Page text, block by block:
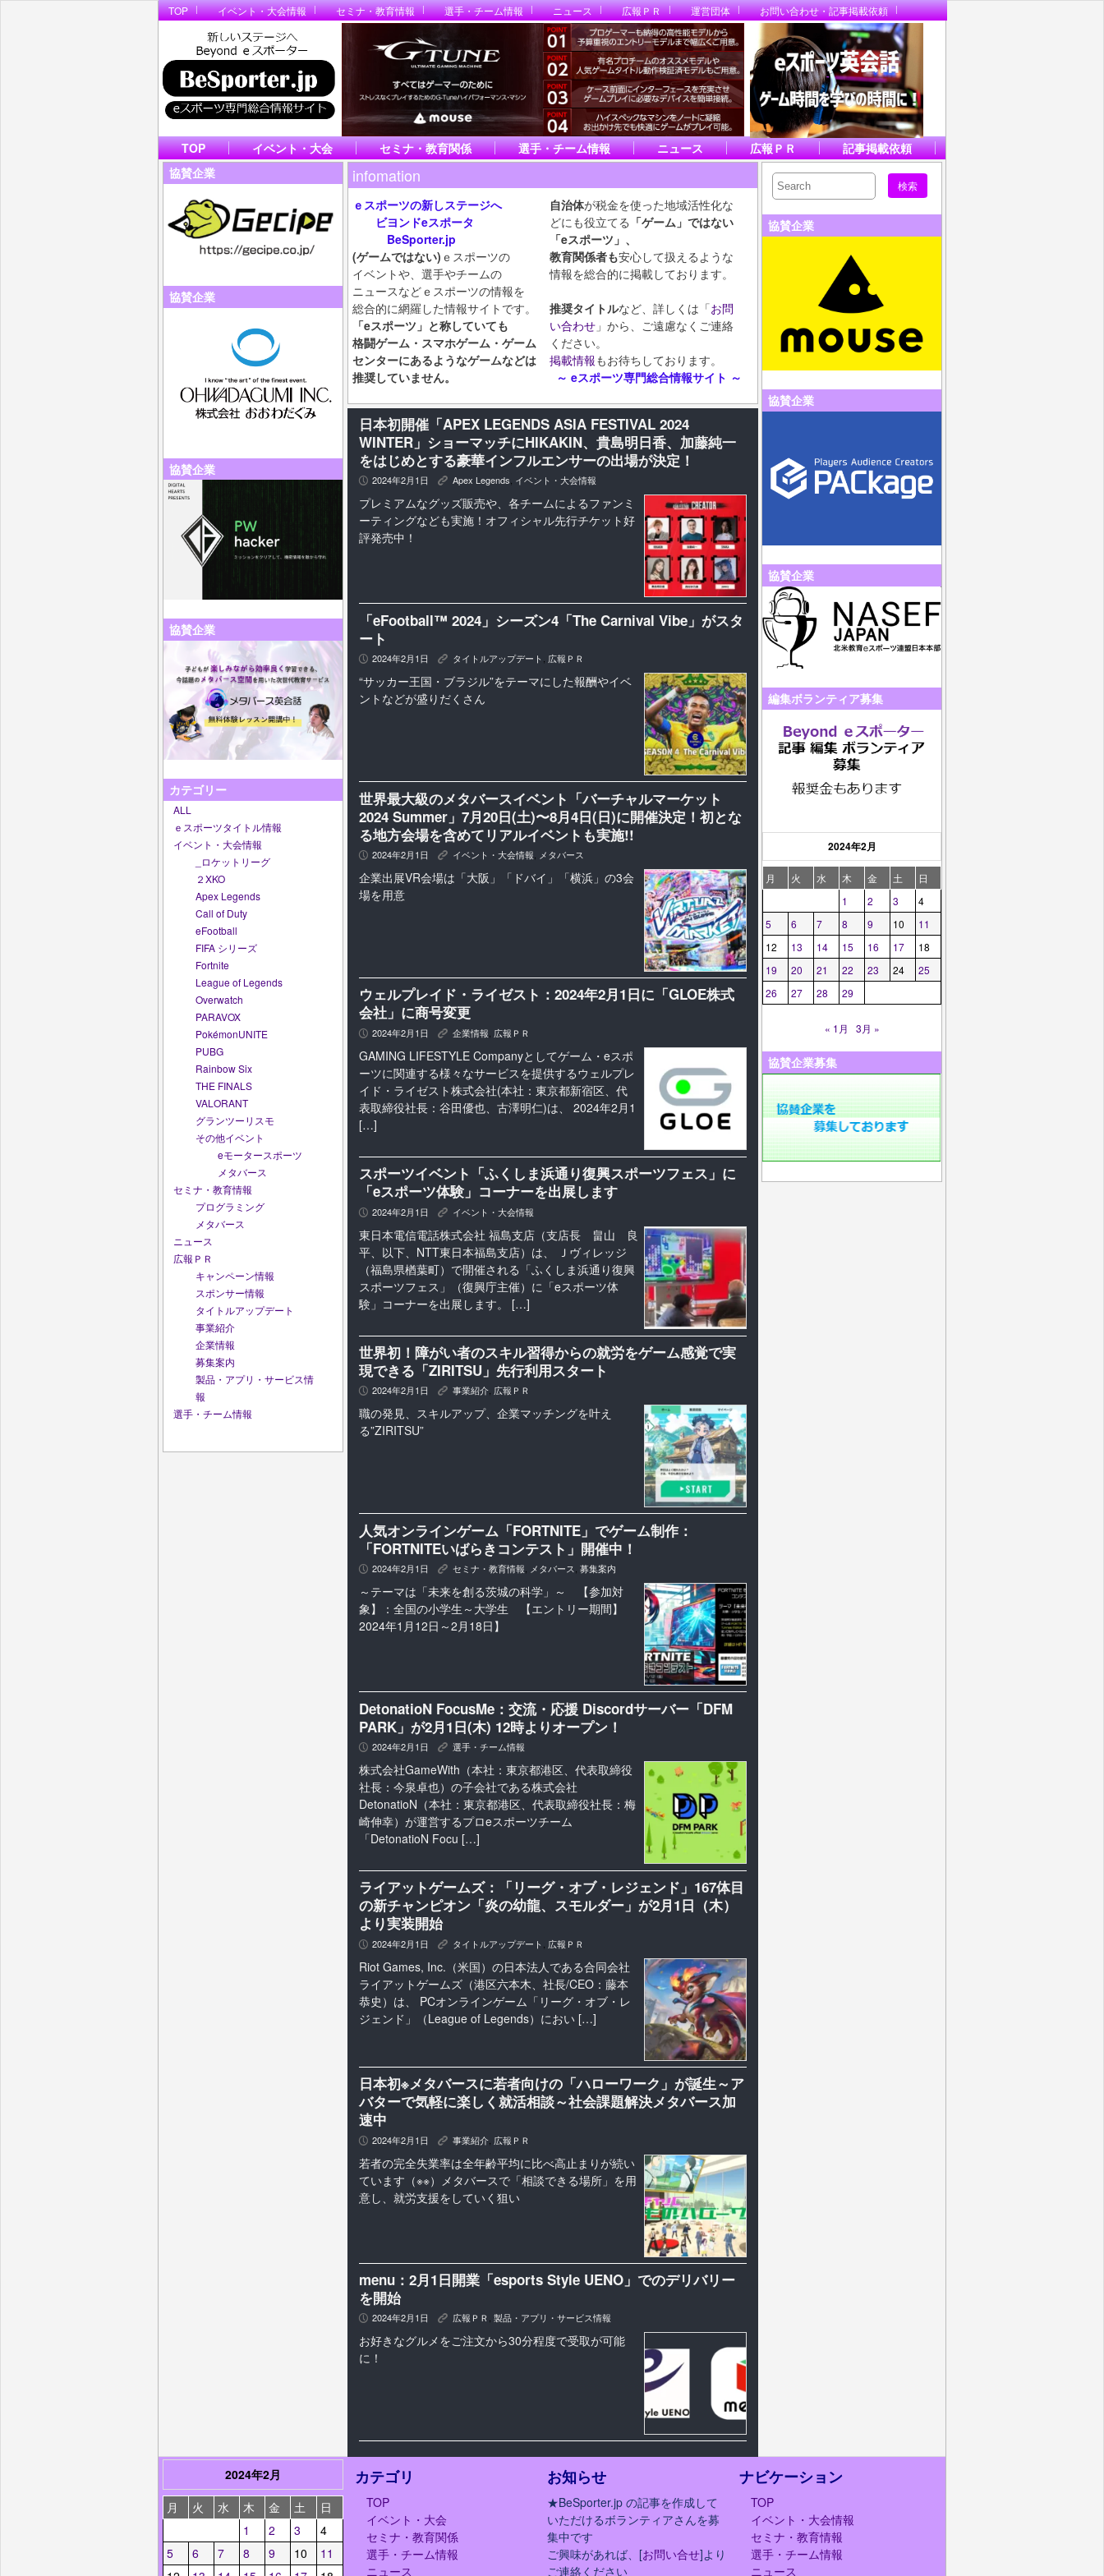
TOP イベント・大会情報 セミナ・教育情報 選手・チーム情報 ニュース 広報ＰＲ 運営団体 お問い合わせ・記事掲載依頼
TOP イベント・大会 セミナ・教育関係 選手・チーム情報 ニュース 広報ＰＲ
記事掲載依頼
協賛企業
協賛企業
協賛企業
協賛企業
カテゴリー
ALL
ｅスポーツタイトル情報
イベント・大会情報
_ロケットリーグ
２XKO
Apex Legends
Call of Duty
eFootball
FIFA シリーズ
Fortnite
League of Legends
Overwatch
PARAVOX
PokémonUNITE
PUBG
Rainbow Six
THE FINALS
VALORANT
グランツーリスモ
その他イベント
eモータースポーツ
メタバース
セミナ・教育情報
プログラミング
メタバース
ニュース
広報ＰＲ
キャンペーン情報
スポンサー情報
タイトルアップデート
事業紹介
企業情報
募集案内
製品・アプリ・サービス情
報
選手・チーム情報
infomation
ｅスポーツの新しステージへ
ビヨンドeスポータ
BeSporter.jp
(ゲームではない) ｅスポーツの
イベントや、選手やチームの
ニュースなどｅスポーツの情報を
総合的に網羅した情報サイトです。
「eスポーツ」と称していても
格闘ゲーム・スマホゲーム・ゲーム
センターにあるようなゲームなどは
推奨していません。
自治体が税金を使った地域活性化な
どにも役立てる 「ゲーム」ではない
「eスポーツ」 、
教育関係者も安心して扱えるような
情報を総合的に掲載しております。
推奨タイトルなど、詳しくは「お問
い合わせ 」から、ご遠慮なくご連絡
ください。
掲載情報もお待ちしております。
～ eスポーツ専門総合情報サイト ～
日本初開催「APEX LEGENDS ASIA FESTIVAL 2024
WINTER」ショーマッチにHIKAKIN、貴島明日香、加藤純一
をはじめとする豪華インフルエンサーの出場が決定！
P 2024年2月1日 K Apex Legends, イベント・大会情報
プレミアムなグッズ販売や、各チームによるファンミ
ーティングなども実施！オフィシャル先行チケット好
評発売中！
「eFootball™ 2024」シーズン4「The Carnival Vibe」がスタ
ート
P 2024年2月1日 K タイトルアップデート 広報ＰＲ
“サッカー王国・ブラジル”をテーマにした報酬やイベ
ントなどが盛りだくさん
世界最大級のメタバースイベント「バーチャルマーケット
2024 Summer」7月20日(土)〜8月4日(日)に開催決定！初とな
る地方会場を含めてリアルイベントも実施!!
P 2024年2月1日 K イベント・大会情報 メタバース
企業出展VR会場は「大阪」「ドバイ」「横浜」の3会
場を用意
ウェルプレイド・ライゼスト：2024年2月1日に「GLOE株式
会社」に商号変更
P 2024年2月1日 K 企業情報 広報ＰＲ
GAMING LIFESTYLE Companyとしてゲーム・eスポ
ーツに関連する様々なサービスを提供するウェルプレ
イド・ライゼスト株式会社(本社：東京都新宿区、代
表取締役社長：谷田優也、古澤明仁)は、 2024年2月1
[…]
スポーツイベント「ふくしま浜通り復興スポーツフェス」に
「eスポーツ体験」コーナーを出展します
P 2024年2月1日 K イベント・大会情報
東日本電信電話株式会社 福島支店（支店長 畠山 良
平、以下、NTT東日本福島支店）は、 Ｊヴィレッジ
（福島県楢葉町）で開催される「ふくしま浜通り復興
スポーツフェス」（復興庁主催）に「eスポーツ体
験」コーナーを出展します。 […]
世界初！障がい者のスキル習得からの就労をゲーム感覚で実
現できる「ZIRITSU」先行利用スタート
P 2024年2月1日 K 事業紹介, 広報ＰＲ
職の発見、スキルアップ、企業マッチングを叶え
る”ZIRITSU”
人気オンラインゲーム「FORTNITE」でゲーム制作：
「FORTNITEいばらきコンテスト」開催中！
P 2024年2月1日 K セミナ・教育情報 メタバース 募集案内
～テーマは「未来を創る茨城の科学」～ 【参加対
象】：全国の小学生～大学生 【エントリー期間】
2024年1月12日～2月18日】
DetonatioN FocusMe：交流・応援 Discordサーバー「DFM
PARK」が2月1日(木) 12時よりオープン！
P 2024年2月1日 K 選手・チーム情報
株式会社GameWith（本社：東京都港区、代表取締役
社長：今泉卓也）の子会社である株式会社
DetonatioN（本社：東京都港区、代表取締役社長：梅
崎伸幸）が運営するプロeスポーツチーム
「DetonatioN Focu […]
ライアットゲームズ：「リーグ・オブ・レジェンド」167体目
の新チャンピオン「炎の幼龍、スモルダー」が2月1日（木）
より実装開始
P 2024年2月1日 K タイトルアップデート 広報ＰＲ
Riot Games, Inc.（米国）の日本法人である合同会社
ライアットゲームズ（港区六本木、社長/CEO：藤本
恭史）は、 PCオンラインゲーム「リーグ・オブ・レ
ジェンド」（League of Legends）におい […]
日本初※メタバースに若者向けの「ハローワーク」が誕生～ア
バターで気軽に楽しく就活相談～社会課題解決メタバース加
速中
P 2024年2月1日 K 事業紹介 広報ＰＲ
若者の完全失業率は全年齢平均に比べ高止まりが続い
ています（※※）メタバースで「相談できる場所」を用
意し、就労支援をしていく狙い
menu：2月1日開業「esports Style UENO」でのデリバリー
を開始
P 2024年2月1日 K 広報ＰＲ , 製品・アプリ・サービス情報
お好きなグルメをご注文から30分程度で受取が可能
に！
協賛企業
協賛企業
協賛企業
編集ボランティア募集
2024年2月
月 火 水 木 金 土
日
1
2 3
4
5
6 7 8 9 10
11
12
13 14 15 16 17
18
19
20 21 22 23 24
25
26
27 28 29
« 1月 3月 »
協賛企業募集
2024年2月
月
火 水 木 金 土
日
1
2 3
4
5
6 7 8 9 10
11
カテゴリ
TOP
イベント・大会
セミナ・教育関係
選手・チーム情報
ニュース
お知らせ
★BeSporter.jp の記事を作成して
いただけるボランティアさんを募
集中です
ご興味があれば、[お問い合せ]より
ご連絡ください
ナビケーション
TOP
イベント・大会情報
セミナ・教育情報
選手・チーム情報
ニュース